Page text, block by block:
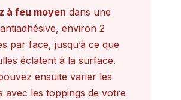
à feu moyen dans une
environ 2
par face, jusqu’à ce que
éclatent à la surface.
ensuite varier les
avec les toppings de votre